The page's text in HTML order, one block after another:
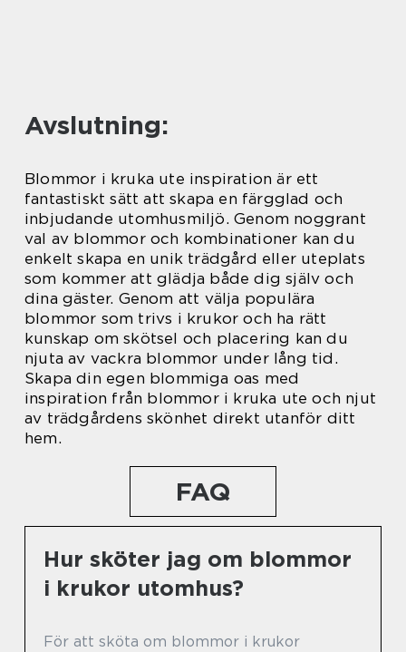
Avslutning:
Blommor i kruka ute inspiration är ett
fantastiskt sätt att skapa en färgglad och
inbjudande utomhusmiljö. Genom noggrant
val av blommor och kombinationer kan du
enkelt skapa en unik trädgård eller uteplats
som kommer att glädja både dig själv och
dina gäster. Genom att välja populära
blommor som trivs i krukor och ha rätt
kunskap om skötsel och placering kan du
njuta av vackra blommor under lång tid.
Skapa din egen blommiga oas med
inspiration från blommor i kruka ute och njut
av trädgårdens skönhet direkt utanför ditt
hem.
FAQ
Hur sköter jag om blommor
i krukor utomhus?
För att sköta om blommor i krukor